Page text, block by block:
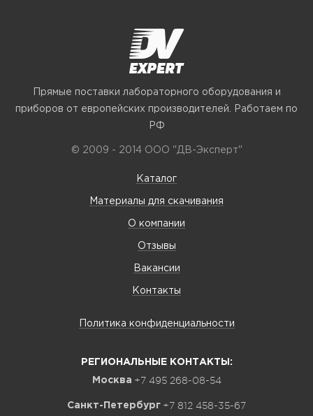
Прямые поставки лабораторного оборудования и
приборов от европейских производителей. Работаем по
РФ
© 2009 - 2014 ООО "ДВ-Эксперт"
Каталог
Материалы для скачивания
О компании
Отзывы
Вакансии
Контакты
Политика конфиденциальности
РЕГИОНАЛЬНЫЕ КОНТАКТЫ:
Москва +7 495 268-08-54
Санкт-Петербург +7 812 458-35-67